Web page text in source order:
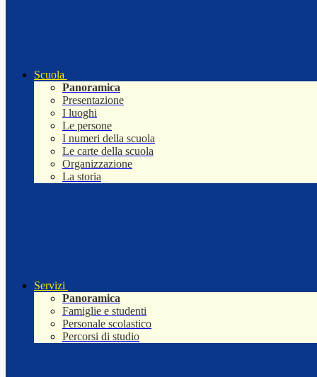
Scuola
Panoramica
Presentazione
I luoghi
Le persone
I numeri della scuola
Le carte della scuola
Organizzazione
La storia
Servizi
Panoramica
Famiglie e studenti
Personale scolastico
Percorsi di studio